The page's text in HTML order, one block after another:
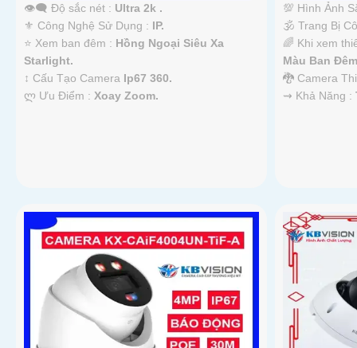
👁️‍🗨 Độ sắc nét : Ultra 2k .
⚜️ Công Nghệ Sử Dụng : IP.
⭐ Xem ban đêm : Hồng Ngoại Siêu Xa
Starlight.
↕️ Cấu Tạo Camera Ip67 360.
️ლ Ưu Điểm : Xoay Zoom.
💯 Hình Ảnh
🕉️ Trang Bị
🌈 Khi xem
Màu Ban
🐉️ Camera
️⇝ Khả Năng :